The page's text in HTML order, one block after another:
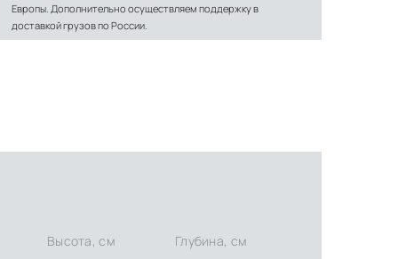
Европы. Дополнительно осуществляем поддержку в
доставкой грузов по России.
Высота, см Глубина, см